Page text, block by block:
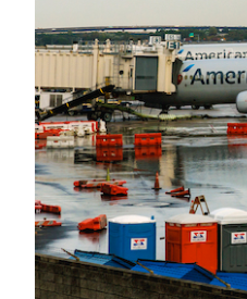
PODCAST
NEWSLETTER
I MIEI PREFERITI